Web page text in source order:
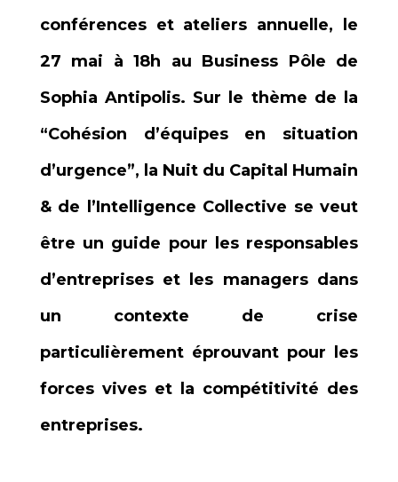
conférences et ateliers annuelle, le
27 mai à 18h au Business Pôle de
Sophia Antipolis. Sur le thème de la
“Cohésion d’équipes en situation
d’urgence”, la Nuit du Capital Humain
& de l’Intelligence Collective se veut
être un guide pour les responsables
d’entreprises et les managers dans
un contexte de crise
particulièrement éprouvant pour les
forces vives et la compétitivité des
entreprises.